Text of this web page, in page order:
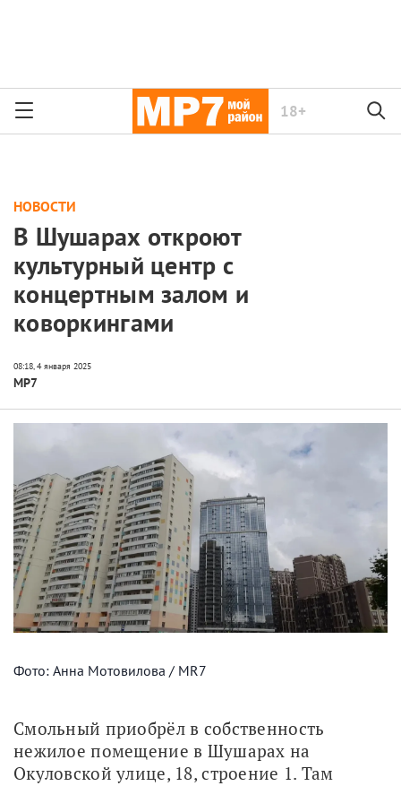
18+
НОВОСТИ
В Шушарах откроют
культурный центр с
концертным залом и
коворкингами
МР7
Фото: Анна Мотовилова / MR7
Смольный приобрёл в собственность
нежилое помещение в Шушарах на
Окуловской улице, 18, строение 1. Там